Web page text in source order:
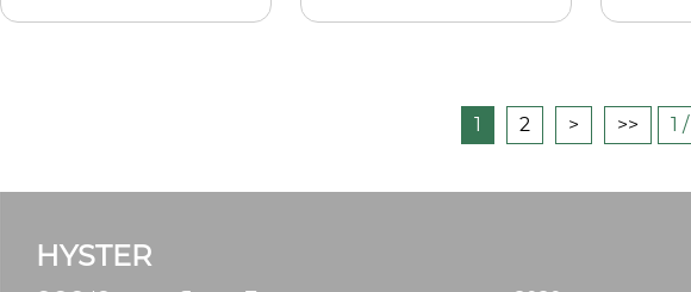
1 2 > >> 1
HYSTER